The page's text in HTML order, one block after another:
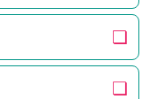
❏
❏